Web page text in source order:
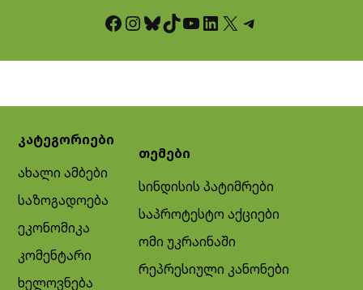
Facebook InstagramBluesky TikTok YouTube LinkedIn X Telegram
კატეგორიები
ახალი ამბები
საზოგადოება
ეკონომიკა
კომენტარი
ხელოვნება
თემები
სინდისის პატიმრები
საპროტესტო აქციები
ომი უკრაინაში
რეპრესიული კანონები